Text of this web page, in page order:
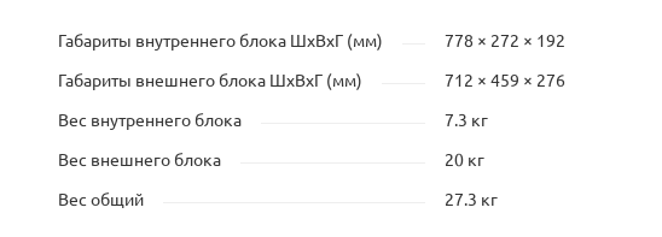
Габариты внутреннего блока ШхВхГ (мм) 778 × 272 × 192
Габариты внешнего блока ШхВхГ (мм) 712 × 459 × 276
Вес внутреннего блока 7.3 кг
Вес внешнего блока 20 кг
Вес общий 27.3 кг